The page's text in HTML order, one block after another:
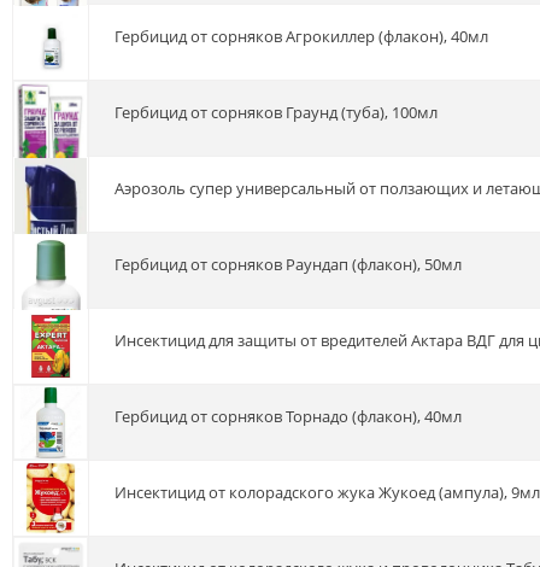
Гербицид от сорняков Агрокиллер (флакон), 40мл
Гербицид от сорняков Граунд (туба), 100мл
Аэрозоль супер универсальный от ползающих и
Гербицид от сорняков Раундап (флакон), 50мл
Инсектицид для защиты от вредителей Актара ВДГ для
Гербицид от сорняков Торнадо (флакон), 40мл
Инсектицид от колорадского жука Жукоед (ампула), 9мл